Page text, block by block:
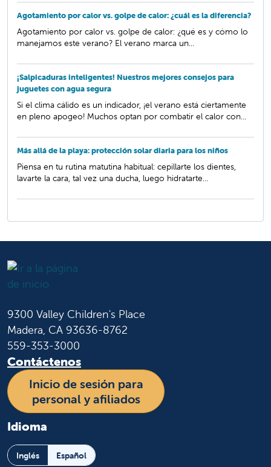
Agotamiento por calor vs. golpe de calor: ¿cuál es la diferencia?
Agotamiento por calor vs. golpe de calor: ¿qué es y cómo lo
manejamos este verano? El verano marca un...
¡Salpicaduras inteligentes! Nuestros mejores consejos para
juguetes con agua segura
Si el clima cálido es un indicador, ¡el verano está ciertamente
en pleno apogeo! Muchos optan por combatir el calor con...
Más allá de la playa: protección solar diaria para los niños
Piensa en tu rutina matutina habitual: cepillarte los dientes,
lavarte la cara, tal vez una ducha, luego hidratarte...
9300 Valley Children's Place
Madera, CA 93636-8762
559-353-3000
Contáctenos
Inicio de sesión para
personal y afiliados
Idioma
Inglés Español